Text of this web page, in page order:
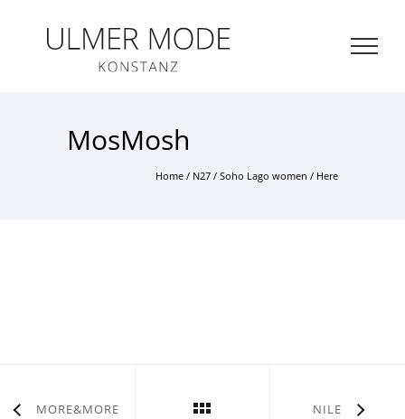
ZUM HAUPTINHALT SPRINGEN
MosMosh
Home / N27 / Soho Lago women / Here
MORE&MORE NILE